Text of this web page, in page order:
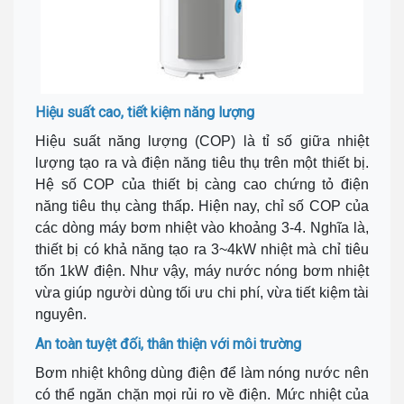
Hiệu suất cao, tiết kiệm năng lượng
Hiệu suất năng lượng (COP) là tỉ số giữa nhiệt
lượng tạo ra và điện năng tiêu thụ trên một thiết bị.
Hệ số COP của thiết bị càng cao chứng tỏ điện
năng tiêu thụ càng thấp. Hiện nay, chỉ số COP của
các dòng máy bơm nhiệt vào khoảng 3-4. Nghĩa là,
thiết bị có khả năng tạo ra 3~4kW nhiệt mà chỉ tiêu
tốn 1kW điện. Như vậy, máy nước nóng bơm nhiệt
vừa giúp người dùng tối ưu chi phí, vừa tiết kiệm tài
nguyên.
An toàn tuyệt đối, thân thiện với môi trường
Bơm nhiệt không dùng điện để làm nóng nước nên
có thể ngăn chặn mọi rủi ro về điện. Mức nhiệt của